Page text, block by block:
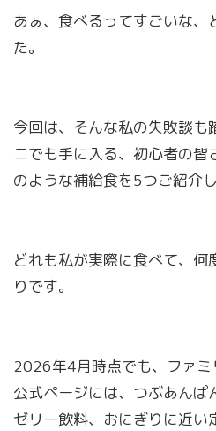
あぁ、食べるってすごいな、
た。
今回は、そんな私の失敗談も
ニでも手に入る、初心者の皆
のような補給食を5つご紹介し
どれも私が実際に食べて、
りです。
2026年4月時点でも、ファミ
公式ページには、つぶあんぱ
ゼリー飲料、おにぎりに近い